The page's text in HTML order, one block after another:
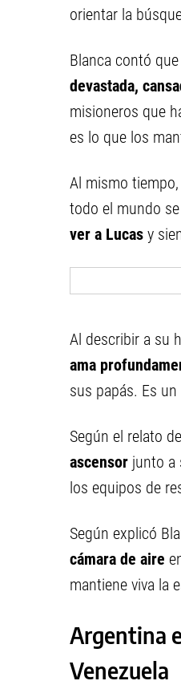
orientar la
Blanca contó
devastada,
misioneros que
es lo que los
Al mismo
todo el mundo
ver a Lucas y
Al describir a su
ama
sus papás. Es
Según el relato
ascensor junto a
los equipos de
Según explicó
cámara de aire
mantiene viva la
Argentina
Venezuela